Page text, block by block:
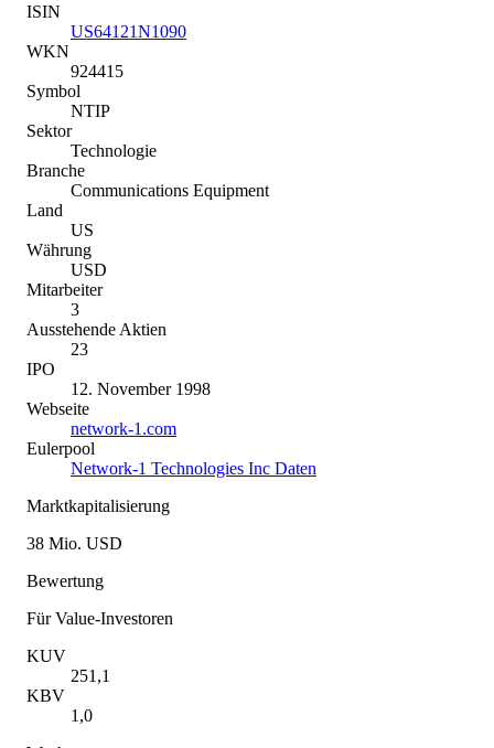
ISIN
US64121N1090
WKN
924415
Symbol
NTIP
Sektor
Technologie
Branche
Communications Equipment
Land
US
Währung
USD
Mitarbeiter
3
Ausstehende Aktien
23
IPO
12. November 1998
Webseite
network-1.com
Eulerpool
Network-1 Technologies Inc Daten
Marktkapitalisierung
38 Mio. USD
Bewertung
Für Value-Investoren
KUV
251,1
KBV
1,0